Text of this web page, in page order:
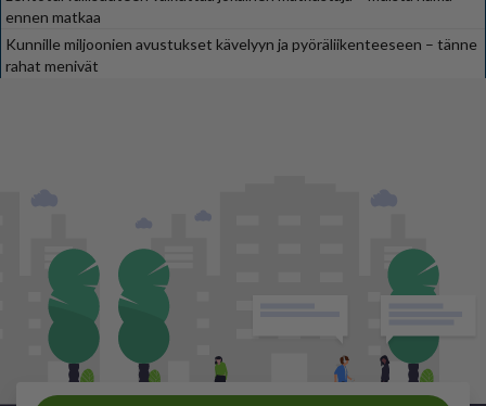
ennen matkaa
Kunnille miljoonien avustukset kävelyyn ja pyöräliikenteeseen – tänne
rahat menivät